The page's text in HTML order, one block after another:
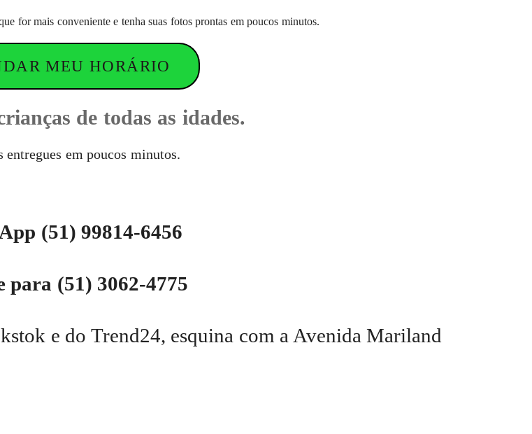
for mais conveniente e tenha suas fotos prontas em poucos minutos.
MEU HORÁRIO
de todas as idades.
entregues em poucos minutos.
(51) 99814-6456
para (51) 3062-4775
e do Trend24, esquina com a Avenida Mariland